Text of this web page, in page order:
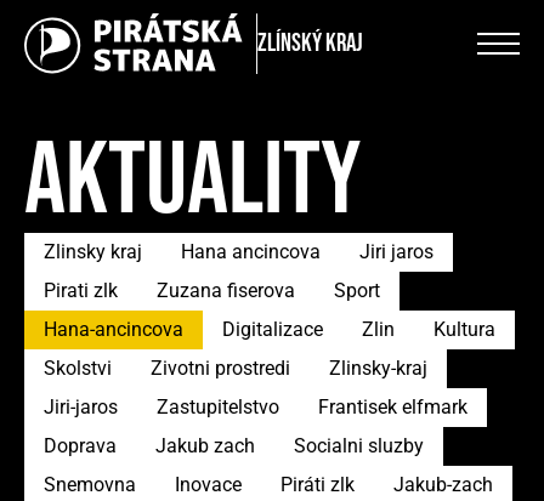
Zlínský kraj
AKTUALITY
Zlinsky kraj Hana ancincova
Jiri jaros
Pirati zlk
Zuzana fiserova
Sport
Hana-ancincova
Digitalizace Zlin
Kultura
Skolstvi
Zivotni prostredi
Zlinsky-kraj
Jiri-jaros
Zastupitelstvo
Frantisek elfmark
Doprava
Jakub zach
Socialni sluzby
Snemovna
Inovace Piráti zlk
Jakub-zach